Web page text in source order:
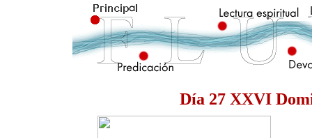
Día 27 XXVI